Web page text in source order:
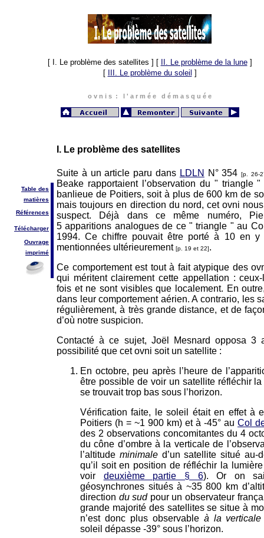
[ I. Le problème des satellites ] [ II. Le problème de la lune]
[
III. Le problème du soleil ]
o v n i s : l ' a r m é e d é m a s q u é e
Table des
matières
Références
Télécharger
Ouvrage
imprimé
I. Le problème des satellites
Suite à un article paru dans LDLN N° 354[p. 26-
Beake rapportaient l’observation du " triangle
banlieue de Poitiers, soit à plus de 600 km de
mais toujours en direction du nord, cet ovni
suspect. Déjà dans ce même numéro,
5 apparitions analogues de ce " triangle " au
1994. Ce chiffre pouvait être porté à 10 en y
mentionnées ultérieurement [p. 19 et 22].
Ce comportement est tout à fait atypique des
qui méritent clairement cette appellation :
fois et ne sont visibles que localement. En
dans leur comportement aérien. A contrario, les
régulièrement, à très grande distance, et de
d’où notre suspicion.
Contacté à ce sujet, Joël Mesnard opposa 3
possibilité que cet ovni soit un satellite :
En octobre, peu après l’heure de
être possible de voir un satellite réfléchir
se trouvait trop bas sous l’horizon.
Vérification faite, le soleil était en effet à
Poitiers (h = ~1 900 km) et à -45° au Col
des 2 observations concomitantes du 4
du cône d’ombre à la verticale de
l’altitude minimaled’un satellite situé au-
qu’il soit en position de réfléchir la
voir deuxième partie § 6). Or on
géosynchrones situés à ~35 800 km
direction du sudpour un observateur
grande majorité des satellites se situe à
n’est donc plus observable à la verticale
soleil dépasse -39° sous l’horizon.